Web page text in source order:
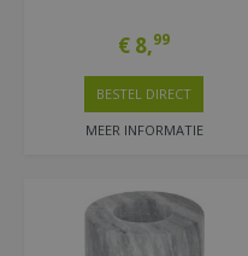
€ 8,99
MEER INFORMATIE
BESTEL DIRECT